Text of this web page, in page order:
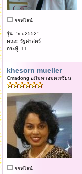
ออฟไลน์
รุ่น: "rcu2552"
คณะ: รัฐศาสตร์
กระทู้: 11
khesorn mueller
Cmadong อภิมหาอมตะเซียน
ออฟไลน์